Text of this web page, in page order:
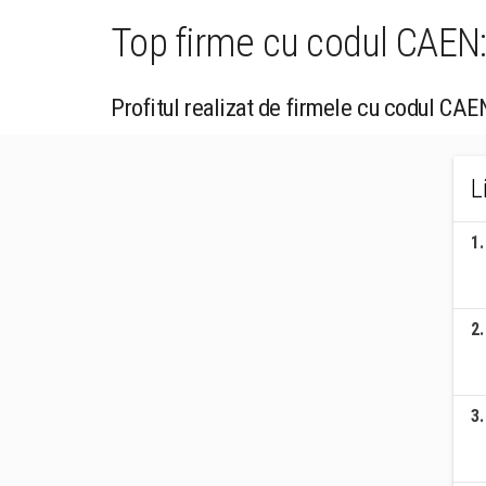
Top firme cu codul
Profitul realizat de firmele cu codul
1.
2.
3.